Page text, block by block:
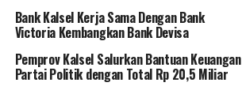
Bank Kalsel Kerja Sama Dengan Bank
Victoria Kembangkan Bank Devisa
Pemprov Kalsel Salurkan Bantuan Keuangan
Partai Politik dengan Total Rp 20,5 Miliar